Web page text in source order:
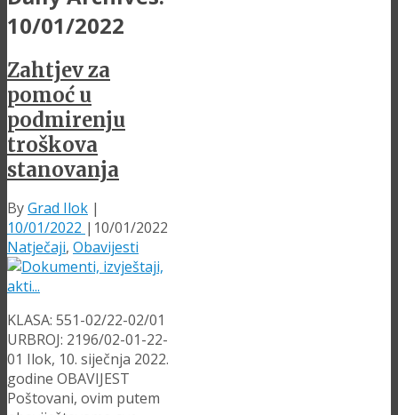
10/01/2022
Zahtjev za
pomoć u
podmirenju
troškova
stanovanja
ByGrad Ilok |
10/01/2022 | 10/01/2022
Natječaji, Obavijesti
KLASA: 551-02/22-02/01
URBROJ: 2196/02-01-22-
01 Ilok, 10. siječnja 2022.
godine OBAVIJEST
Poštovani, ovim putem